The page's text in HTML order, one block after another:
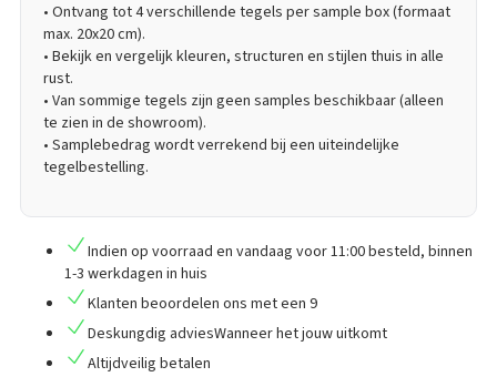
• Ontvang tot 4 verschillende tegels per sample box (formaat
max. 20x20 cm).
• Bekijk en vergelijk kleuren, structuren en stijlen thuis in alle
rust.
• Van sommige tegels zijn geen samples beschikbaar (alleen
te zien in de showroom).
• Samplebedrag wordt verrekend bij een uiteindelijke
tegelbestelling.
Indien op voorraad en vandaag voor 11:00 besteld, binnen
1-3 werkdagen in huis
Klanten beoordelen ons met een 9
Deskungdig adviesWanneer het jouw uitkomt
Altijdveilig betalen